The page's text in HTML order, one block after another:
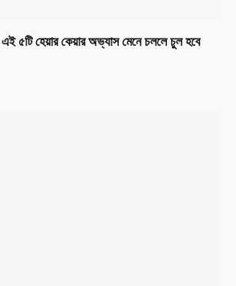
৫টি হেয়ার কেয়ার অভ্যাস মেনে চললে চুল হবে